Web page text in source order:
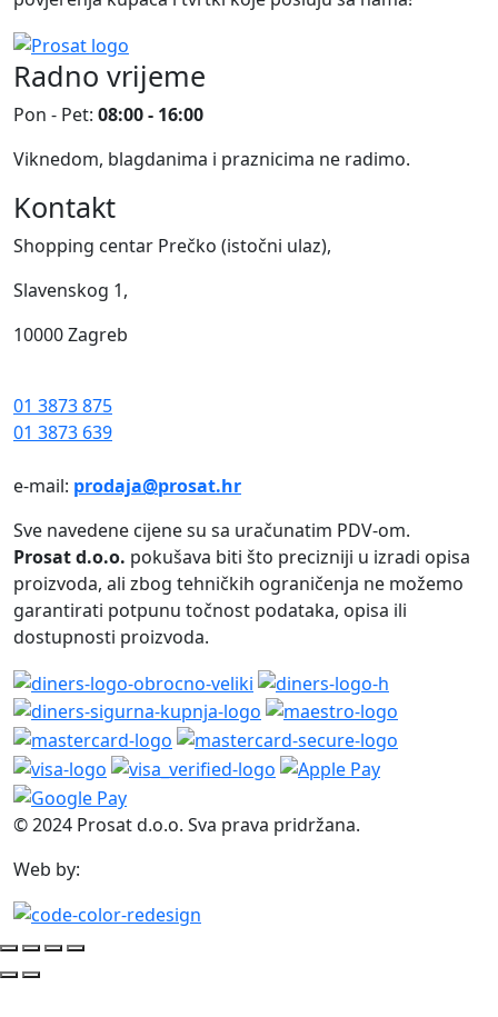
Radno vrijeme
Pon - Pet: 08:00 - 16:00
Viknedom, blagdanima i praznicima ne radimo.
Kontakt
Shopping centar Prečko (istočni ulaz),
Slavenskog 1,
10000 Zagreb
01 3873 875
01 3873 639
e-mail: prodaja@prosat.hr
Sve navedene cijene su sa uračunatim PDV-om.
Prosat d.o.o. pokušava biti što precizniji u izradi opisa
proizvoda, ali zbog tehničkih ograničenja ne možemo
garantirati potpunu točnost podataka, opisa ili
dostupnosti proizvoda.
© 2024 Prosat d.o.o. Sva prava pridržana.
Web by: